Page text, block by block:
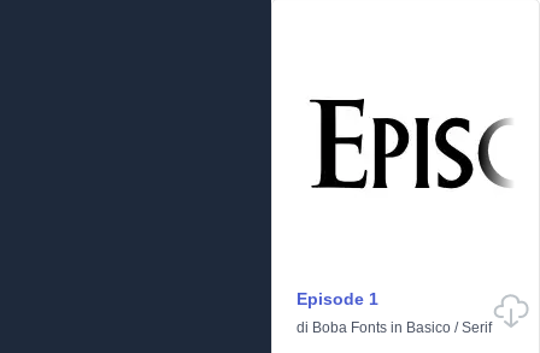
Episode 1
di Boba Fonts in Basico /Serif